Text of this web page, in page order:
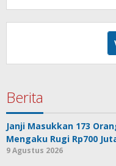
Berita
Janji Masukkan 173
Mengaku Rugi Rp700
9 Agustus 2026